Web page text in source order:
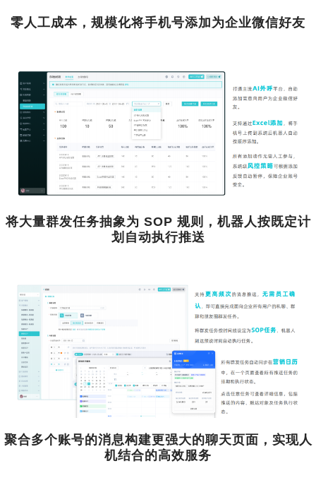
零人工成本，规模化将手机号添加为企业微信好友
将大量群发任务抽象为 SOP 规则，机器人按既定计
划自动执行推送
聚合多个账号的消息构建更强大的聊天页面，实现人
机结合的高效服务